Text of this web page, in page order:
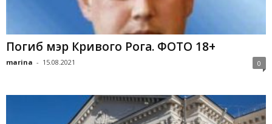
Погиб мэр Кривого Рога. ФОТО 18+
marina - 15.08.2021 0